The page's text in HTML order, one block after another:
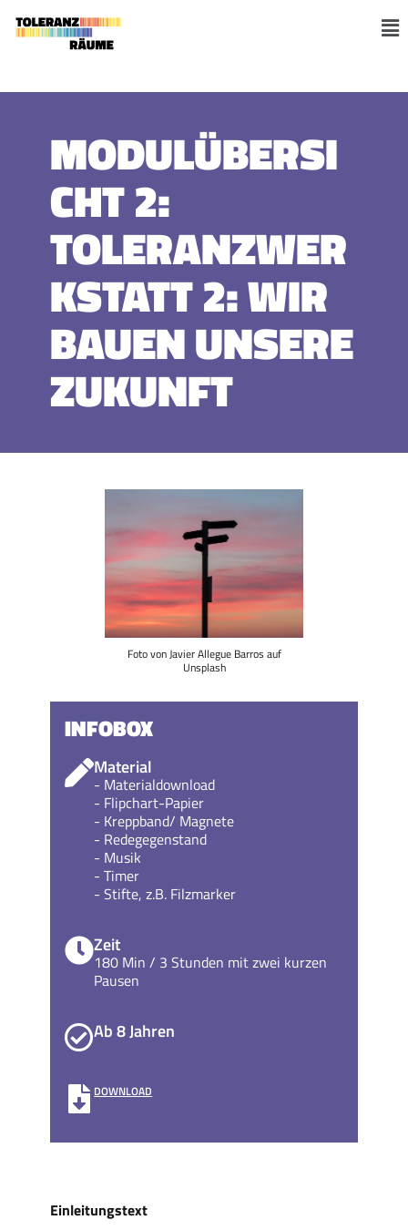
Inhalt
springen
MODULÜBERSI
CHT 2:
TOLERANZWER
KSTATT 2: WIR
BAUEN UNSERE
ZUKUNFT
Einleitungstext
Foto von Javier Allegue Barros auf
Unsplash
INFOBOX
Material
- Materialdownload
- Flipchart-Papier
- Kreppband/ Magnete
- Redegegenstand
- Musik
- Timer
- Stifte, z.B. Filzmarker
Zeit
180 Min / 3 Stunden mit zwei kurzen
Pausen
Ab 8 Jahren
DOWNLOAD